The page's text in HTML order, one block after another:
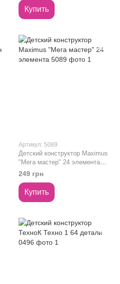
Купить
Артикул: 5089
Детский конструктор Maximus
"Мега мастер" 24 элемента
5089
249 грн
Купить